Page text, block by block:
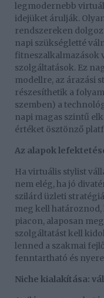
legmodernebb
idejüket árulják.
rendszereken
napi szükségletté
fitneszalkalmazások
szolgáltatások. Ez
modellre, az árazási
részesíthetik a
szemben) a
napi magas szintű
értéket ösztönző
Az alapok
Ha virtuális stylist
nem elég, ha jó
szilárd üzleti
meg kell
piacon, alaposan
szolgáltatást kell
lenned a szakmai
fenntartható és
Niche kialakítása: